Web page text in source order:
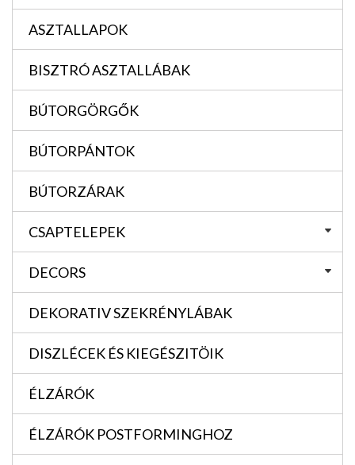
ASZTALLAPOK
BISZTRÓ ASZTALLÁBAK
BÚTORGÖRGŐK
BÚTORPÁNTOK
BÚTORZÁRAK
CSAPTELEPEK
DECORS
DEKORATIV SZEKRÉNYLÁBAK
DISZLÉCEK ÉS KIEGÉSZITÖIK
ÉLZÁRÓK
ÉLZÁRÓK POSTFORMINGHOZ